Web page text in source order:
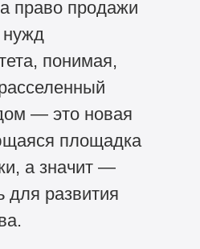
право продажи
нужд
понимая,
— это новая
площадка
а значит —
для развития